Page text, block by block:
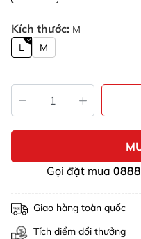
Kích thước: M
L M
Gọi đặt mua
Giao hàng toàn quốc
Tích điểm đổi thưởng